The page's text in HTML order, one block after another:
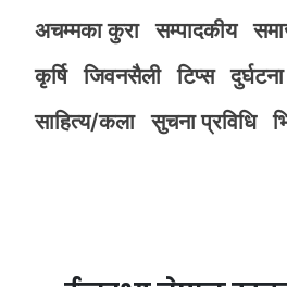
अचम्मका कुरा
सम्पादकीय
कृर्षि
जिवनसैली टिप्स दुर्घटना
साहित्य/कला
सुचना प्रविधि